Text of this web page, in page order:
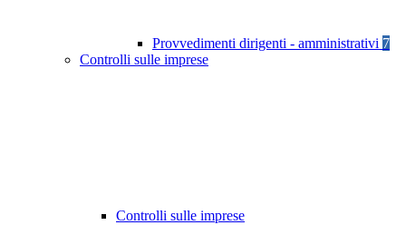
Provvedimenti dirigenti - amministrativi 7
Controlli sulle imprese
Controlli sulle imprese